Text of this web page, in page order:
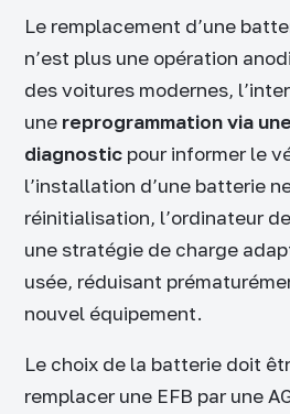
Le remplacement d’une
n’est plus une opération
des voitures modernes,
une reprogrammation via
diagnostic pour informer le
l’installation d’une batterie
réinitialisation, l’ordinateur
une stratégie de charge
usée, réduisant
nouvel équipement.
Le choix de la batterie doit
remplacer une EFB par une